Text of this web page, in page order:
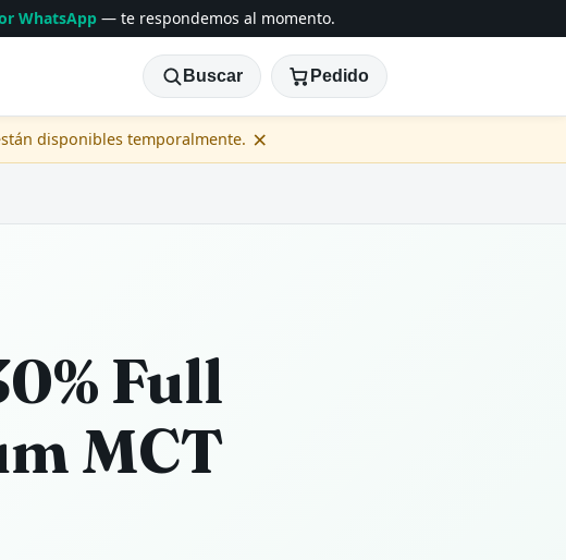
WhatsApp— te respondemos al momento.
Buscar Pedido
disponibles temporalmente. ×
Full
MCT